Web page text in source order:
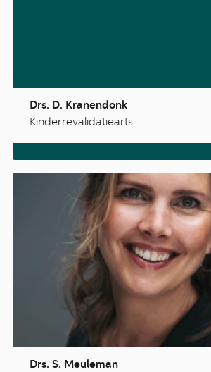
Drs. D. Kranendonk
Kinderrevalidatiearts
Drs. S. Meuleman